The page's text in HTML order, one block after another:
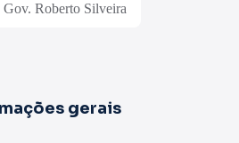
Roberto Silveira
gerais